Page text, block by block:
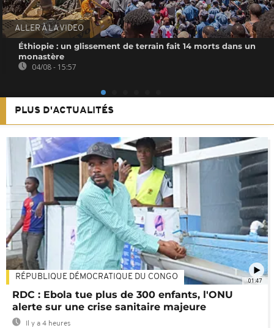
ALLER À LA VIDEO
Éthiopie : un glissement de terrain fait 14 morts dans un
monastère
04/08 - 15:57
PLUS D'ACTUALITÉS
01:47
RÉPUBLIQUE DÉMOCRATIQUE DU CONGO
RDC : Ebola tue plus de 300 enfants, l'ONU
alerte sur une crise sanitaire majeure
Il y a 4 heures